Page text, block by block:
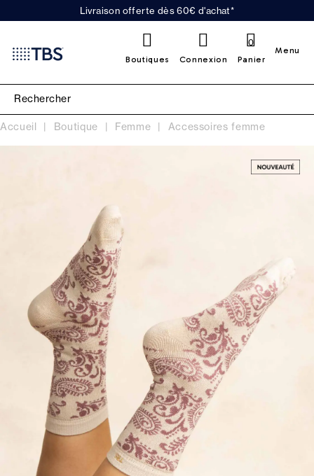
Livraison offerte dès 60€ d'achat*
Boutiques Connexion Panier
0
Menu
Accueil Boutique Femme Accessoires femme